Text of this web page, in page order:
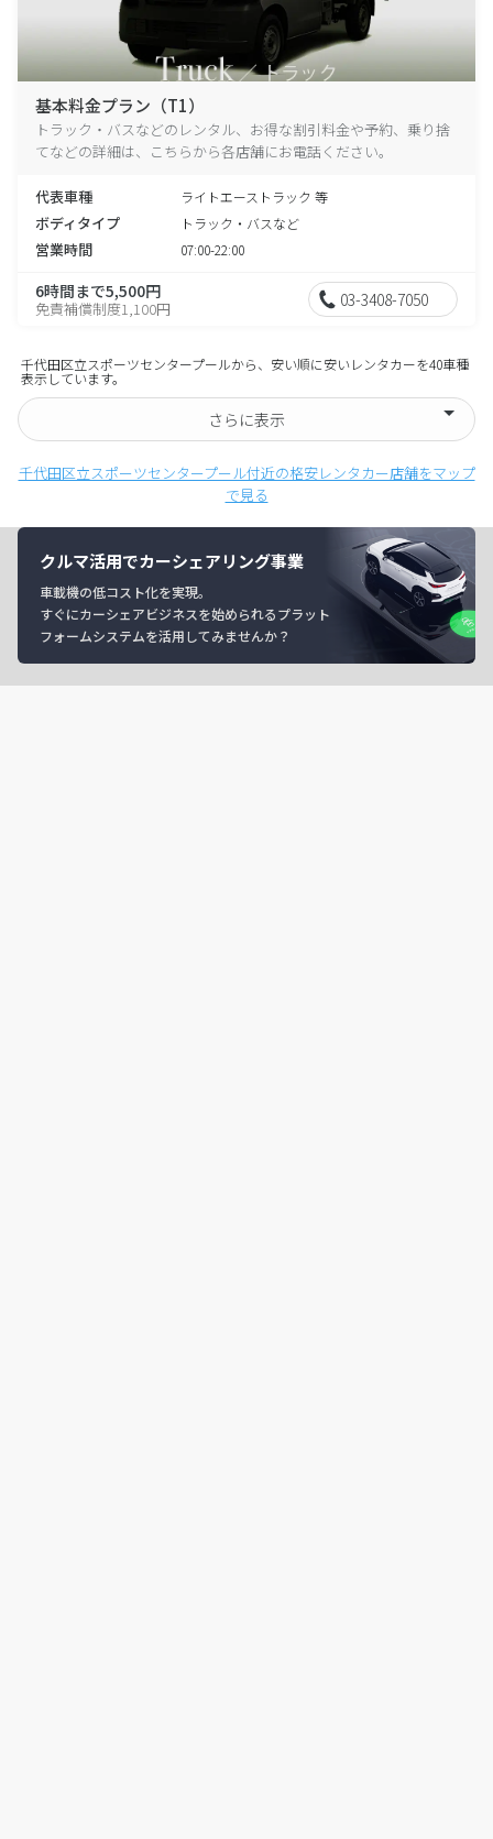
基本料金プラン（T1）
トラック・バスなどのレンタル、お得な割引料金や予約、乗り捨
てなどの詳細は、こちらから各店舗にお電話ください。
代表車種 ライトエーストラック 等
ボディタイプ トラック・バスなど
営業時間 07:00-22:00
6時間まで5,500円
免責補償制度1,100円 03-3408-7050
千代田区立スポーツセンタープールから、安い順に安いレンタカーを40車種
表示しています。
さらに表示
千代田区立スポーツセンタープール付近の格安レンタカー店舗をマップ
で見る
クルマ活用でカーシェアリング事業
車載機の低コスト化を実現。
すぐにカーシェアビジネスを始められるプラット
フォームシステムを活用してみませんか？